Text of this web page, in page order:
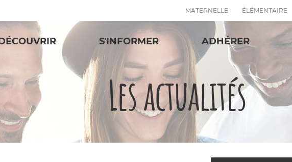
MATERNELLE ÉLÉMENTAIRE
S'INFORMER ADHÉRER
Les actualités